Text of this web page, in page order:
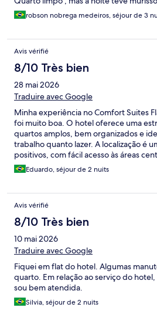
robson nobrega medeiros, séjour de 3
Avis vérifié
8/10 Très bien
28 mai 2026
Traduire avec Google
Minha experiência no Comfort Suites
foi muito boa. O hotel oferece uma
quartos amplos, bem organizados e
trabalho quanto lazer. A localização é
positivos, com fácil acesso às áreas
restaurantes e principais pontos de
cordial e eficiente, e a estrutura do
também ajudam a tornar a estadia
manhã teve boas opções e ambiente
uma ótima opção em Brasília, com
conforto e excelente localização.
Eduardo, séjour de 2 nuits
Avis vérifié
8/10 Très bien
10 mai 2026
Traduire avec Google
Fiquei em flat do hotel. Algumas
quarto. Em relação ao serviço do
sou bem atendida.
Silvia, séjour de 2 nuits